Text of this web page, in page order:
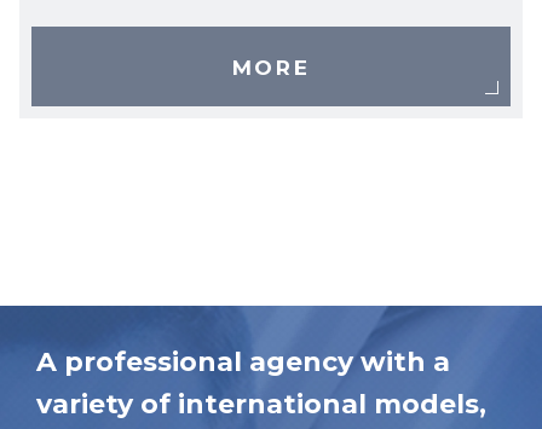
MORE
A professional agency with a
variety of international models,